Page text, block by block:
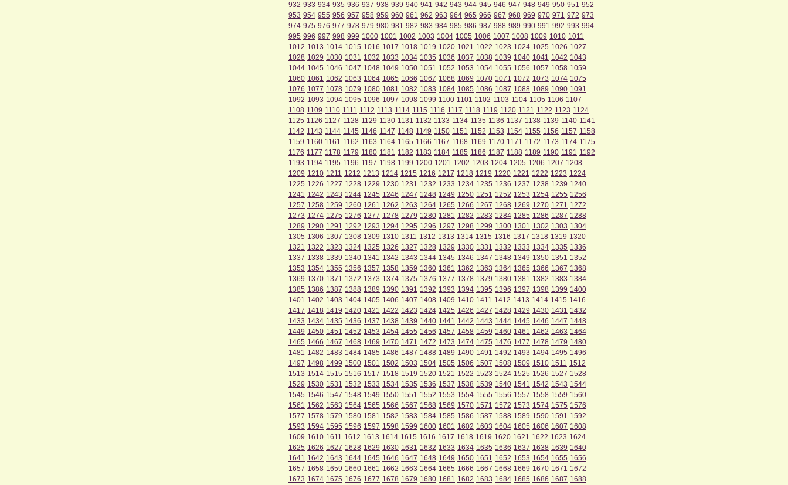
932 933 934 935 936 937 938 939 940 941 942 943 944 945 946 947 948 949 950 951 952
953 954 955 956 957 958 959 960 961 962 963 964 965 966 967 968 969 970 971 972 973
974 975 976 977 978 979 980 981 982 983 984 985 986 987 988 989 990 991 992 993 994
995 996 997 998 999 1000 1001 1002 1003 1004 1005 1006 1007 1008 1009 1010 1011
1012 1013 1014 1015 1016 1017 1018 1019 1020 1021 1022 1023 1024 1025 1026 1027
1028 1029 1030 1031 1032 1033 1034 1035 1036 1037 1038 1039 1040 1041 1042 1043
1044 1045 1046 1047 1048 1049 1050 1051 1052 1053 1054 1055 1056 1057 1058 1059
1060 1061 1062 1063 1064 1065 1066 1067 1068 1069 1070 1071 1072 1073 1074 1075
1076 1077 1078 1079 1080 1081 1082 1083 1084 1085 1086 1087 1088 1089 1090 1091
1092 1093 1094 1095 1096 1097 1098 1099 1100 1101 1102 1103 1104 1105 1106 1107
1108 1109 1110 1111 1112 1113 1114 1115 1116 1117 1118 1119 1120 1121 1122 1123 1124
1125 1126 1127 1128 1129 1130 1131 1132 1133 1134 1135 1136 1137 1138 1139 1140 1141
1142 1143 1144 1145 1146 1147 1148 1149 1150 1151 1152 1153 1154 1155 1156 1157 1158
1159 1160 1161 1162 1163 1164 1165 1166 1167 1168 1169 1170 1171 1172 1173 1174 1175
1176 1177 1178 1179 1180 1181 1182 1183 1184 1185 1186 1187 1188 1189 1190 1191 1192
1193 1194 1195 1196 1197 1198 1199 1200 1201 1202 1203 1204 1205 1206 1207 1208
1209 1210 1211 1212 1213 1214 1215 1216 1217 1218 1219 1220 1221 1222 1223 1224
1225 1226 1227 1228 1229 1230 1231 1232 1233 1234 1235 1236 1237 1238 1239 1240
1241 1242 1243 1244 1245 1246 1247 1248 1249 1250 1251 1252 1253 1254 1255 1256
1257 1258 1259 1260 1261 1262 1263 1264 1265 1266 1267 1268 1269 1270 1271 1272
1273 1274 1275 1276 1277 1278 1279 1280 1281 1282 1283 1284 1285 1286 1287 1288
1289 1290 1291 1292 1293 1294 1295 1296 1297 1298 1299 1300 1301 1302 1303 1304
1305 1306 1307 1308 1309 1310 1311 1312 1313 1314 1315 1316 1317 1318 1319 1320
1321 1322 1323 1324 1325 1326 1327 1328 1329 1330 1331 1332 1333 1334 1335 1336
1337 1338 1339 1340 1341 1342 1343 1344 1345 1346 1347 1348 1349 1350 1351 1352
1353 1354 1355 1356 1357 1358 1359 1360 1361 1362 1363 1364 1365 1366 1367 1368
1369 1370 1371 1372 1373 1374 1375 1376 1377 1378 1379 1380 1381 1382 1383 1384
1385 1386 1387 1388 1389 1390 1391 1392 1393 1394 1395 1396 1397 1398 1399 1400
1401 1402 1403 1404 1405 1406 1407 1408 1409 1410 1411 1412 1413 1414 1415 1416
1417 1418 1419 1420 1421 1422 1423 1424 1425 1426 1427 1428 1429 1430 1431 1432
1433 1434 1435 1436 1437 1438 1439 1440 1441 1442 1443 1444 1445 1446 1447 1448
1449 1450 1451 1452 1453 1454 1455 1456 1457 1458 1459 1460 1461 1462 1463 1464
1465 1466 1467 1468 1469 1470 1471 1472 1473 1474 1475 1476 1477 1478 1479 1480
1481 1482 1483 1484 1485 1486 1487 1488 1489 1490 1491 1492 1493 1494 1495 1496
1497 1498 1499 1500 1501 1502 1503 1504 1505 1506 1507 1508 1509 1510 1511 1512
1513 1514 1515 1516 1517 1518 1519 1520 1521 1522 1523 1524 1525 1526 1527 1528
1529 1530 1531 1532 1533 1534 1535 1536 1537 1538 1539 1540 1541 1542 1543 1544
1545 1546 1547 1548 1549 1550 1551 1552 1553 1554 1555 1556 1557 1558 1559 1560
1561 1562 1563 1564 1565 1566 1567 1568 1569 1570 1571 1572 1573 1574 1575 1576
1577 1578 1579 1580 1581 1582 1583 1584 1585 1586 1587 1588 1589 1590 1591 1592
1593 1594 1595 1596 1597 1598 1599 1600 1601 1602 1603 1604 1605 1606 1607 1608
1609 1610 1611 1612 1613 1614 1615 1616 1617 1618 1619 1620 1621 1622 1623 1624
1625 1626 1627 1628 1629 1630 1631 1632 1633 1634 1635 1636 1637 1638 1639 1640
1641 1642 1643 1644 1645 1646 1647 1648 1649 1650 1651 1652 1653 1654 1655 1656
1657 1658 1659 1660 1661 1662 1663 1664 1665 1666 1667 1668 1669 1670 1671 1672
1673 1674 1675 1676 1677 1678 1679 1680 1681 1682 1683 1684 1685 1686 1687 1688